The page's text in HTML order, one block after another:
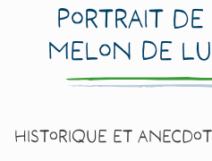
Portrait
Melon De
Historique et